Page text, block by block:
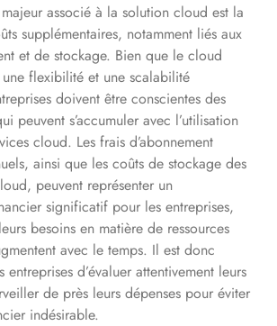
associé à la solution cloud est la
supplémentaires, notamment liés aux
et de stockage. Bien que le cloud
flexibilité et une scalabilité
doivent être conscientes des
peuvent s’accumuler avec l’utilisation
cloud. Les frais d’abonnement
ainsi que les coûts de stockage des
peuvent représenter un
significatif pour les entreprises,
besoins en matière de ressources
avec le temps. Il est donc
entreprises d’évaluer attentivement leurs
de près leurs dépenses pour éviter
indésirable.